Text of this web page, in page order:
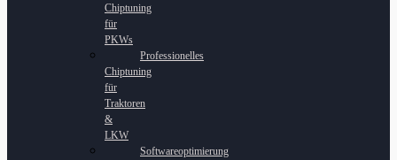
Chiptuning
für
PKWs
Professionelles
Chiptuning
für
Traktoren
&
LKW
Softwareoptimierung